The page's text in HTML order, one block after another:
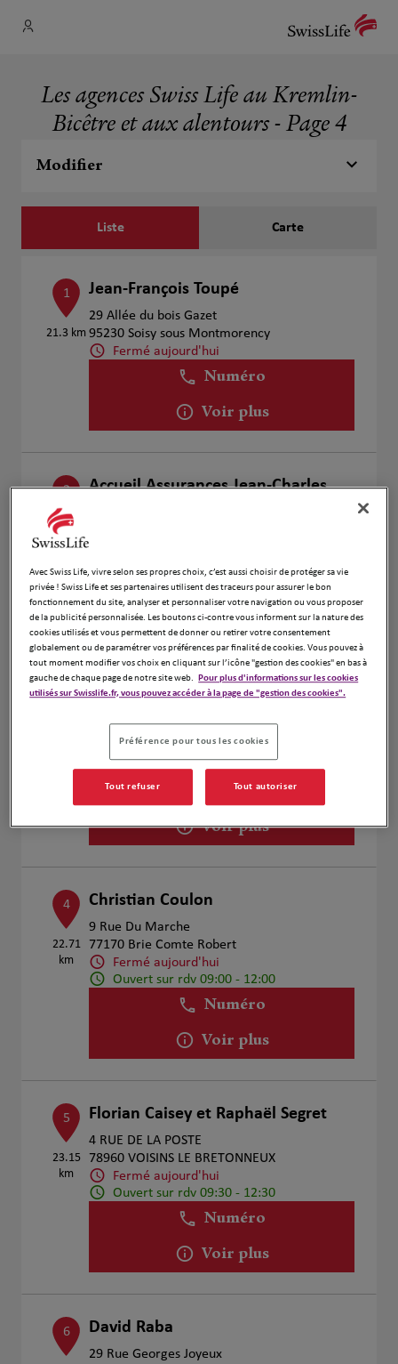
Les agences Swiss Life au Kremlin-
Bicêtre et aux alentours - Page 4
Modifier
Liste Carte
1
21.3 km
Jean-François Toupé
29 Allée du bois Gazet
95230 Soisy sous Montmorency
Fermé aujourd'hui
Numéro
Voir plus
2
21.93
km
Accueil Assurances Jean-Charles
Fermé aujourd'hui
Numéro
Voir plus
DIDES Terence
17 Rue de la Mairie
91220 Brétigny sur Orge
Fermé actuellement
Numéro
Voir plus
4
22.71
km
Christian Coulon
9 Rue Du Marche
77170 Brie Comte Robert
Fermé aujourd'hui
Ouvert sur rdv 09:00 - 12:00
Numéro
Voir plus
5
23.15
km
Florian Caisey et Raphaël Segret
4 RUE DE LA POSTE
78960 VOISINS LE BRETONNEUX
Fermé aujourd'hui
Ouvert sur rdv 09:30 - 12:30
Numéro
Voir plus
6 David Raba
29 Rue Georges Joyeux
Avec Swiss Life, vivre selon ses propres choix, c’est aussi choisir de protéger sa vie
privée ! Swiss Life et ses partenaires utilisent des traceurs pour assurer le bon
fonctionnement du site, analyser et personnaliser votre navigation ou vous proposer
de la publicité personnalisée. Les boutons ci-contre vous informent sur la nature des
cookies utilisés et vous permettent de donner ou retirer votre consentement
globalement ou de paramétrer vos préférences par finalité de cookies. Vous pouvez à
tout moment modifier vos choix en cliquant sur l’icône "gestion des cookies" en bas à
gauche de chaque page de notre site web. Pour plus d'informations sur les cookies
utilisés sur Swisslife.fr, vous pouvez accéder à la page de "gestion des cookies".
Préférence pour tous les cookies
Tout refuser Tout autoriser